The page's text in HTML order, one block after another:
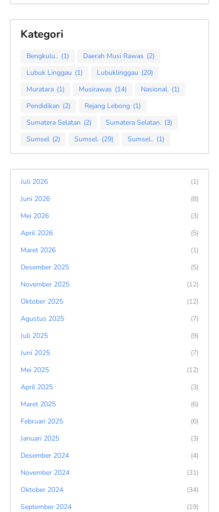
Kategori
Bengkulu.. (1) Daerah Musi Rawas (2)
Lubuk Linggau (1) Lubuklinggau (20)
Muratara (1) Musirawas (14) Nasional. (1)
Pendidikan (2) Rejang Lebong (1)
Sumatera Selatan (2) Sumatera Selatan. (3)
Sumsel (2) Sumsel. (29) Sumsel.. (1)
Juli 2026
(1)
Juni 2026
(8)
Mei 2026
(3)
April 2026
(5)
Maret 2026
(1)
Desember 2025
(5)
November 2025
(12)
Oktober 2025
(12)
Agustus 2025
(7)
Juli 2025
(9)
Juni 2025
(7)
Mei 2025
(12)
April 2025
(3)
Maret 2025
(6)
Februari 2025
(6)
Januari 2025
(3)
Desember 2024
(4)
November 2024
(31)
Oktober 2024
(34)
September 2024
(19)